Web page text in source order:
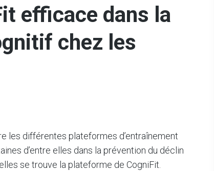
efficace dans la
chez les
les différentes plateformes d’entraînement
d’entre elles dans la prévention du déclin
se trouve la plateforme de CogniFit.